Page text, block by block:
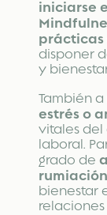
iniciarse
prácticas
disponer
y
También
estrés o
vitales del
laboral.
grado de
bienestar